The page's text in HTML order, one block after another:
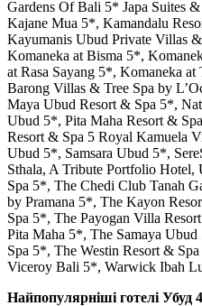
Gardens Of Bali 5* Japa Suites
Kajane Mua 5*, Kamandalu
Kayumanis Ubud Private Villas
Komaneka at Bisma 5*,
at Rasa Sayang 5*, Komaneka
Barong Villas & Tree Spa by
Maya Ubud Resort & Spa 5*,
Ubud 5*, Pita Maha Resort &
Resort & Spa 5 Royal Kamuela
Ubud 5*, Samsara Ubud 5*,
Sthala, A Tribute Portfolio
Spa 5*, The Chedi Club Tanah
by Pramana 5*, The Kayon
Spa 5*, The Payogan Villa
Pita Maha 5*, The Samaya
Spa 5*, The Westin Resort &
Viceroy Bali 5*, Warwick Ibah
Найпопулярніші готелі Убуд